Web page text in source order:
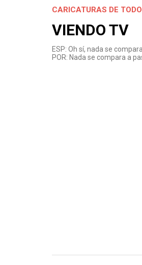
CARICATURAS DE
VIENDO TV
ESP: Oh sí, nada se
POR: Nada se compara a